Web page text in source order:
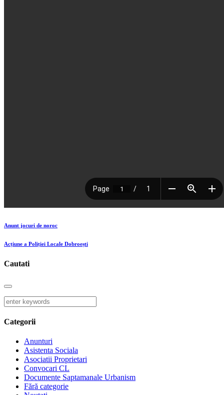
Anunt jocuri de noroc
Acțiune a Poliției Locale Dobroești
Cautati
Categorii
Anunturi
Asistenta Sociala
Asociatii Proprietari
Convocari CL
Documente Saptamanale Urbanism
Fără categorie